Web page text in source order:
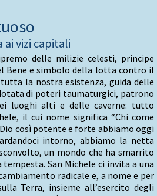
ai vizi capitali
delle milizie celesti, principe
Bene e simbolo della lotta contro il
la nostra esistenza, guida delle
di poteri taumaturgici, patrono
luoghi alti e delle caverne: tutto
il cui nome significa “Chi come
Dio così potente e forte abbiamo oggi
intorno, abbiamo la netta
un mondo che ha smarrito
San Michele ci invita a una
radicale e, a nome e per
Terra, insieme all’esercito degli